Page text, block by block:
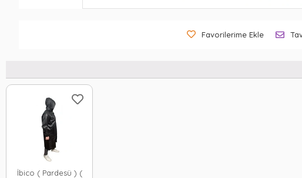
Favorilerime Ekle
İbico ( Pardesü ) (